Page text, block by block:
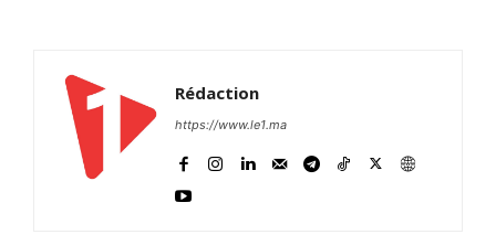
Rédaction
https://www.le1.ma